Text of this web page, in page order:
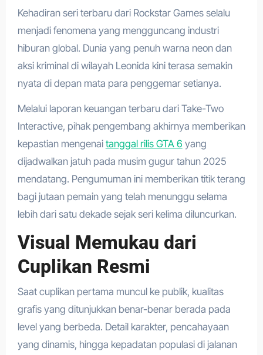
Kehadiran seri terbaru dari Rockstar Games selalu
menjadi fenomena yang mengguncang industri
hiburan global. Dunia yang penuh warna neon dan
aksi kriminal di wilayah Leonida kini terasa semakin
nyata di depan mata para penggemar setianya.
Melalui laporan keuangan terbaru dari Take-Two
Interactive, pihak pengembang akhirnya memberikan
kepastian mengenai tanggal rilis GTA 6 yang
dijadwalkan jatuh pada musim gugur tahun 2025
mendatang. Pengumuman ini memberikan titik terang
bagi jutaan pemain yang telah menunggu selama
lebih dari satu dekade sejak seri kelima diluncurkan.
Visual Memukau dari
Cuplikan Resmi
Saat cuplikan pertama muncul ke publik, kualitas
grafis yang ditunjukkan benar-benar berada pada
level yang berbeda. Detail karakter, pencahayaan
yang dinamis, hingga kepadatan populasi di jalanan